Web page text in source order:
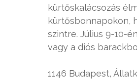
kürtőskalácsozás
kürtősbonnapokon,
szintre. Július 9-10-
vagy a diós
1146 Budapest,